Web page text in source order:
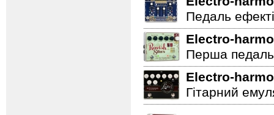
Педаль
Electro-
Перша
Electro-
Гітарний